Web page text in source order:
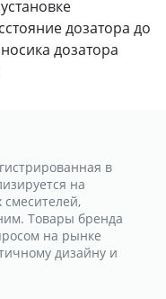
дозатора до
дозатора
в
на
смесителей,
Товары бренда
на рынке
дизайну и